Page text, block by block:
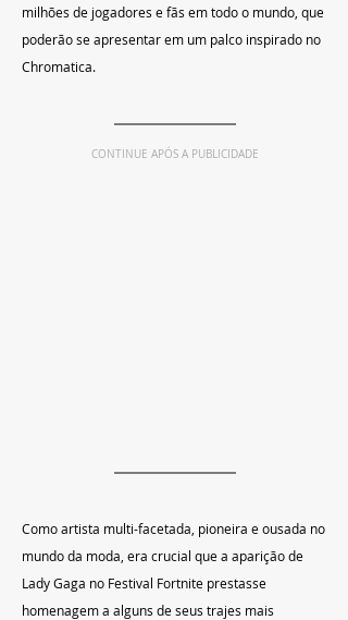
milhões de jogadores e fãs em todo o mundo, que
poderão se apresentar em um palco inspirado no
Chromatica.
CONTINUE APÓS A PUBLICIDADE
Como artista multi-facetada, pioneira e ousada no
mundo da moda, era crucial que a aparição de
Lady Gaga no Festival Fortnite prestasse
homenagem a alguns de seus trajes mais